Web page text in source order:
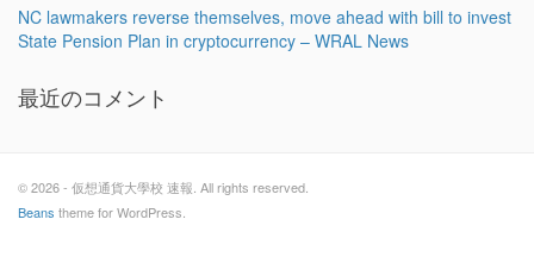
NC lawmakers reverse themselves, move ahead with bill to invest
State Pension Plan in cryptocurrency – WRAL News
最近のコメント
© 2026 - 仮想通貨大學校 速報. All rights reserved.
Beans theme for WordPress.